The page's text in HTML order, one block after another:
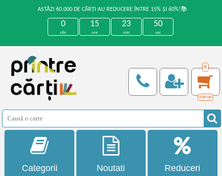
ASTĂZI 60.000 DE CĂRȚI AU REDUCERE ÎNTRE 15% ȘI 60%!📚
0
zile
15
ore
23
min
50
sec
0
0,00 Lei
Categorii Noutati Reduceri